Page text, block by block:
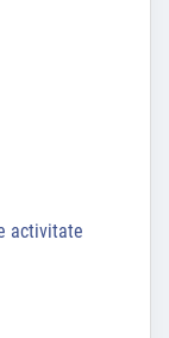
activitate